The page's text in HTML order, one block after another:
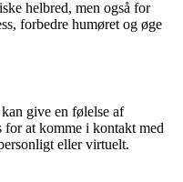
helbred, men også for
forbedre humøret og øge
give en følelse af
at komme i kontakt med
eller virtuelt.